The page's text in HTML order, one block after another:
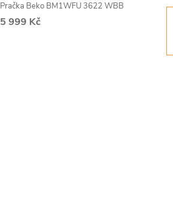
Pračka Beko BM1WFU 3622 WBB
5 999 Kč